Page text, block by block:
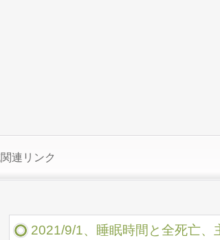
連リンク
2021/9/1、睡眠時間と全死亡